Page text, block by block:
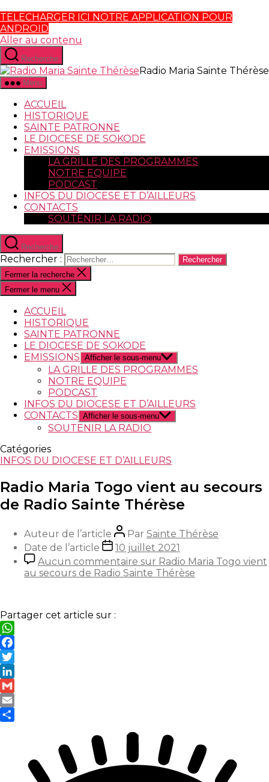
TELECHARGER ICI NOTRE APPLICATION POUR
ANDROID
Aller au contenu
Recherche
Radio Maria Sainte Thérèse
Menu
ACCUEIL
HISTORIQUE
SAINTE PATRONNE
LE DIOCESE DE SOKODE
EMISSIONS
LA GRILLE DES PROGRAMMES
NOTRE EQUIPE
PODCAST
INFOS DU DIOCESE ET D’AILLEURS
CONTACTS
SOUTENIR LA RADIO
Recherche
Rechercher :
Fermer la recherche
Fermer le menu
ACCUEIL
HISTORIQUE
SAINTE PATRONNE
LE DIOCESE DE SOKODE
EMISSIONS Afficher le sous-menu
LA GRILLE DES PROGRAMMES
NOTRE EQUIPE
PODCAST
INFOS DU DIOCESE ET D’AILLEURS
CONTACTS Afficher le sous-menu
SOUTENIR LA RADIO
Catégories
INFOS DU DIOCESE ET D’AILLEURS
Radio Maria Togo vient au secours
de Radio Sainte Thérèse
Auteur de l’article Par Sainte Thérèse
Date de l’article
10 juillet 2021
Aucun commentaire sur Radio Maria Togo vient
au secours de Radio Sainte Thérèse
Partager cet article sur :
WhatsApp
Facebook
Twitter
LinkedIn
Gmail
Email